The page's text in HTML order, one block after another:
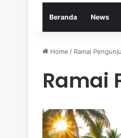
Beranda News
Home / Ramai
Ramai